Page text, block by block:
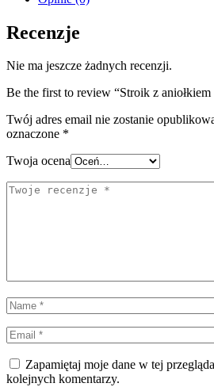
Recenzje
Nie ma jeszcze żadnych recenzji.
Be the first to review “Stroik z aniołkiem
Twój adres email nie zostanie
oznaczone *
Twoja ocena
Zapamiętaj moje dane w tej
kolejnych komentarzy.